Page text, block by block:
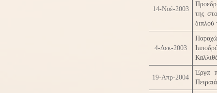
14-Νοέ-2003
της
διπλού
4-Δεκ-2003
19-Απρ-2004
Έργα
Πειραιά